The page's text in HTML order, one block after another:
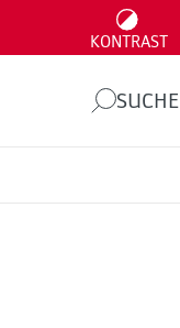
KONTRAST
SUCHE